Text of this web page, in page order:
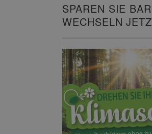
SPAREN SIE
WECHSELN